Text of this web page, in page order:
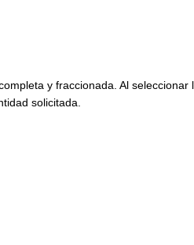
y fraccionada. Al
solicitada.